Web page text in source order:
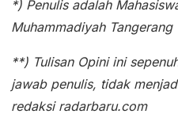
*) Penulis adalah
Muhammadiyah Tangerang
**) Tulisan Opini ini
jawab penulis, tidak
redaksi radarbaru.com